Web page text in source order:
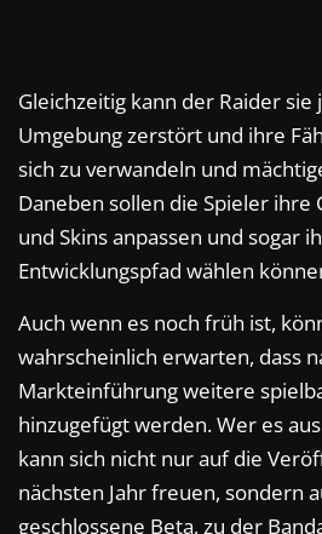
Gleichzeitig kann der Raider
Umgebung zerstört und ihre
sich zu verwandeln und
Daneben sollen die Spieler
und Skins anpassen und sogar
Entwicklungspfad wählen
Auch wenn es noch früh ist,
wahrscheinlich erwarten, dass
Markteinführung weitere
hinzugefügt werden. Wer es
kann sich nicht nur auf die
nächsten Jahr freuen, sondern
geschlossene Beta, zu der